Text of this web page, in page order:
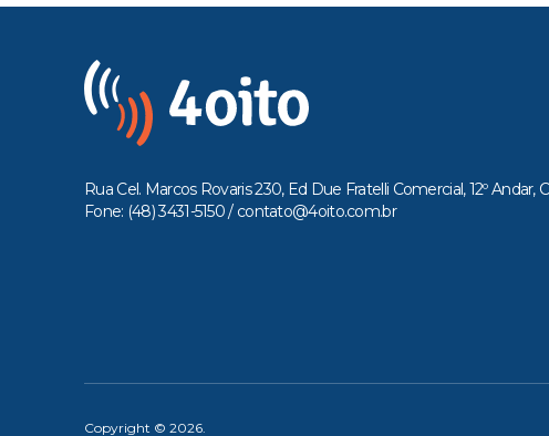
Rua Cel. Marcos Rovaris 230, Ed Due Fratelli Comercial, 12º Andar,
Fone: (48) 3431-5150 / contato@4oito.com.br
Copyright © 2026.